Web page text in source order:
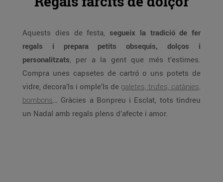
Aquests dies de festa, segueix la tradició de fer
regals i prepara petits obsequis, dolços i
personalitzats, per a la gent que més t’estimes.
Compra unes capsetes de cartró o uns potets de
vidre, decora’ls i omple’ls de galetes, trufes, catànies,
bombons… Gràcies a Bonpreu i Esclat, tots tindreu
un Nadal amb regals plens d’afecte i amor.